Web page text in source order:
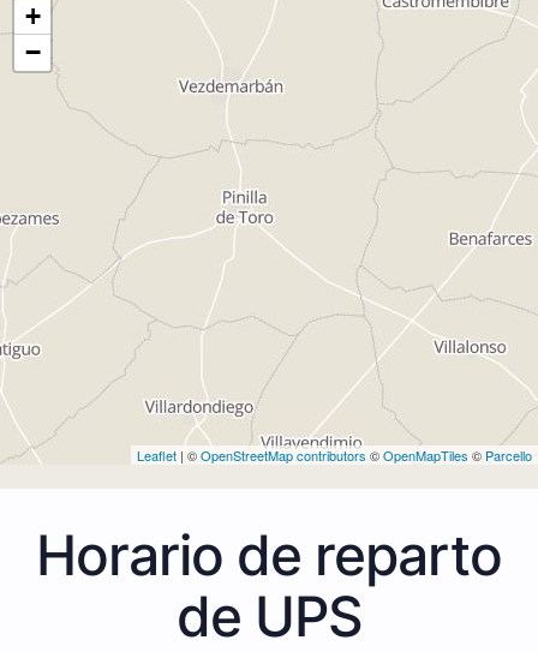
+
−
Leaflet | ©OpenStreetMap contributors ©OpenMapTiles © Parcello
Horario de reparto
de UPS